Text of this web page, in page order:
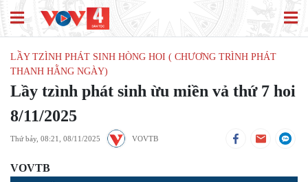
LẦY TZÌNH PHÁT SINH HÒNG HOI ( CHƯƠNG TRÌNH PHÁT
THANH HẰNG NGÀY)
Lầy tzình phát sinh ừu miền vả thứ 7 hoi
8/11/2025
Thứ bảy, 08:21, 08/11/2025 VOVTB
VOVTB